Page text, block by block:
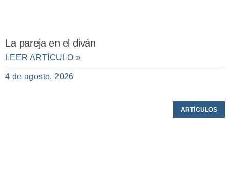
La pareja en el diván
LEER ARTÍCULO »
4 de agosto, 2026
ARTÍCULOS